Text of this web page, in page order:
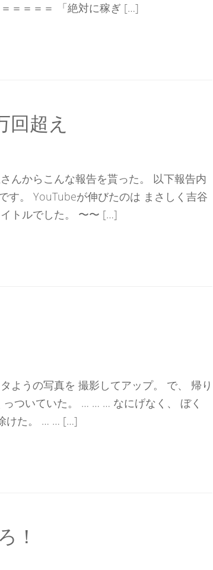
＝＝＝＝ 「絶対に稼ぎ […]
超え
んからこんな報告を貰った。 以下報告内
す。 YouTubeが伸びたのは まさしく吉谷
トルでした。 〜〜 […]
ようの写真を 撮影してアップ。 で、 帰り
ついていた。 … … … なにげなく、 ぼく
けた。 … … […]
！